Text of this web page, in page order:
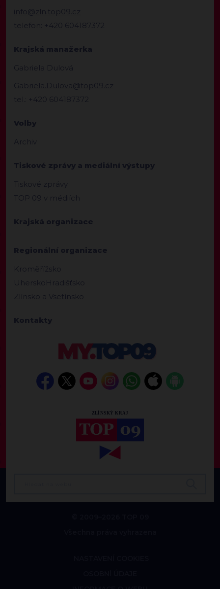
info@zln.top09.cz
telefon: +420 604187372
Krajská manažerka
Gabriela Dulová
Gabriela.Dulova@top09.cz
tel.: +420 604187372
Volby
Archiv
Tiskové zprávy a mediální výstupy
Tiskové zprávy
TOP 09 v médiích
Krajská organizace
Regionální organizace
Kroměřížsko
UherskoHradišťsko
Zlínsko a Vsetínsko
Kontakty